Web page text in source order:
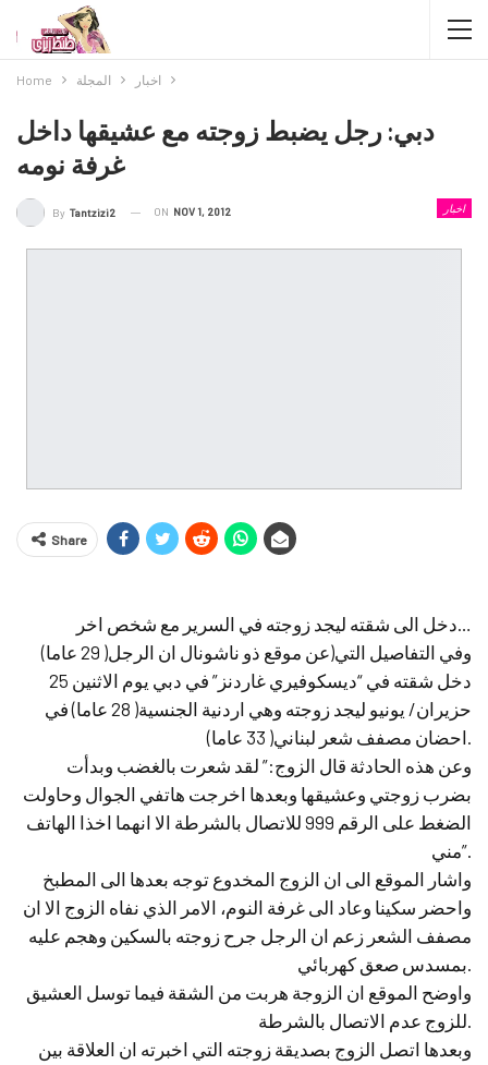
Home المجلة اخبار
دبي: رجل يضبط زوجته مع عشيقها داخل
غرفة نومه
اخبار By Tantzizi2 ON NOV 1, 2012
Share
دخل الى شقته ليجد زوجته في السرير مع شخص اخر…
وفي التفاصيل التي(عن موقع ذو ناشونال ان الرجل( 29 عاما)
دخل شقته في “ديسكوفيري غاردنز” في دبي يوم الاثنين 25
حزيران/ يونيو ليجد زوجته وهي اردنية الجنسية( 28 عاما) في
احضان مصفف شعر لبناني( 33 عاما).
وعن هذه الحادثة قال الزوج:” لقد شعرت بالغضب وبدأت
بضرب زوجتي وعشيقها وبعدها اخرجت هاتفي الجوال وحاولت
الضغط على الرقم 999 للاتصال بالشرطة الا انهما اخذا الهاتف
مني”.
واشار الموقع الى ان الزوج المخدوع توجه بعدها الى المطبخ
واحضر سكينا وعاد الى غرفة النوم، الامر الذي نفاه الزوج الا ان
مصفف الشعر زعم ان الرجل جرح زوجته بالسكين وهجم عليه
بمسدس صعق كهربائي.
واوضح الموقع ان الزوجة هربت من الشقة فيما توسل العشيق
للزوج عدم الاتصال بالشرطة.
وبعدها اتصل الزوج بصديقة زوجته التي اخبرته ان العلاقة بين